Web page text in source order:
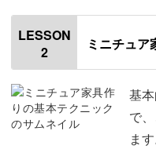
憧れのミニチュア家
「あのミニチュア家具に
「自分がデザインした
はじめに
木の加工に使う基本道
木材を貼るための基
塗装に使う基本道具
LESSON
2
ミニチュア
基
で
ま